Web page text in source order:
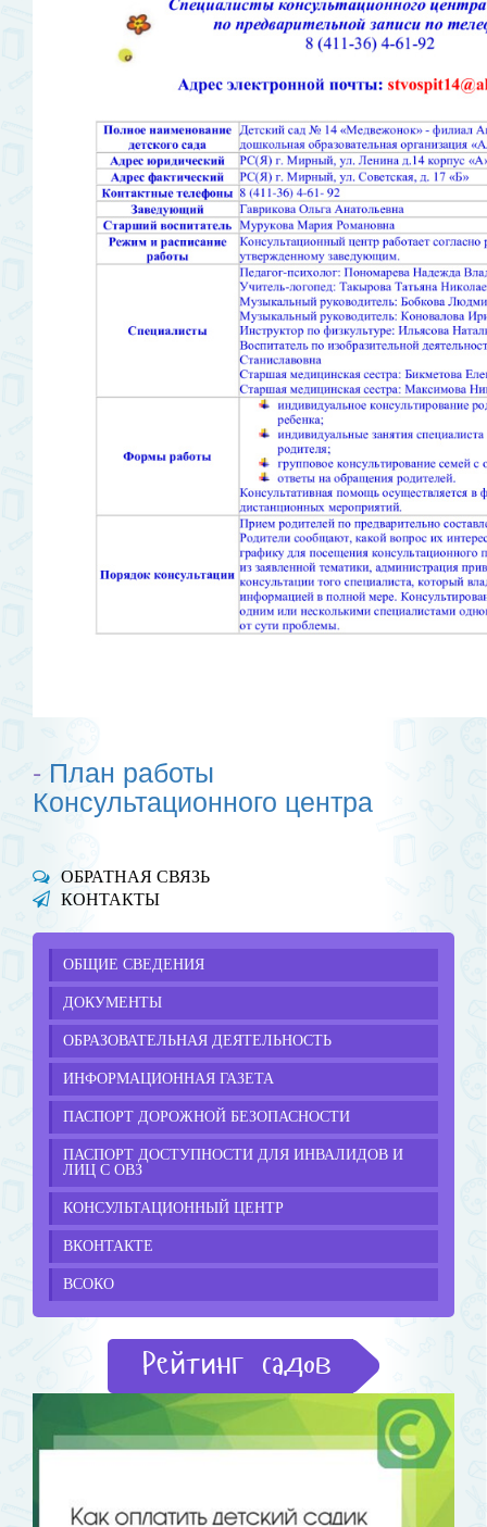
- План работы
Консультационного центра
ОБРАТНАЯ СВЯЗЬ
КОНТАКТЫ
ОБЩИЕ СВЕДЕНИЯ
ДОКУМЕНТЫ
ОБРАЗОВАТЕЛЬНАЯ ДЕЯТЕЛЬНОСТЬ
ИНФОРМАЦИОННАЯ ГАЗЕТА
ПАСПОРТ ДОРОЖНОЙ БЕЗОПАСНОСТИ
ПАСПОРТ ДОСТУПНОСТИ ДЛЯ ИНВАЛИДОВ И
ЛИЦ С ОВЗ
КОНСУЛЬТАЦИОННЫЙ ЦЕНТР
ВКОНТАКТЕ
ВСОКО
Рейтинг садов